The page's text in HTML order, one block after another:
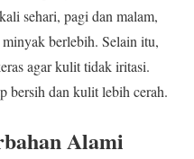
sehari, pagi dan malam,
berlebih. Selain itu,
agar kulit tidak iritasi.
bersih dan kulit lebih cerah.
Alami